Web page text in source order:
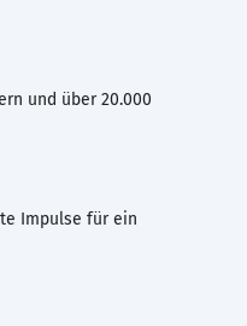
und über 20.000
Impulse für ein